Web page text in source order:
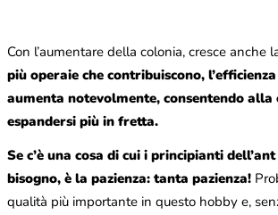
Con l’aumentare della colonia, cresce anche
più operaie che contribuiscono,
aumenta notevolmente, consentendo alla
espandersi più in fretta.
Se c’è una cosa di cui i principianti
bisogno, è la pazienza: tanta pazienza!
qualità più importante in questo hobby e,